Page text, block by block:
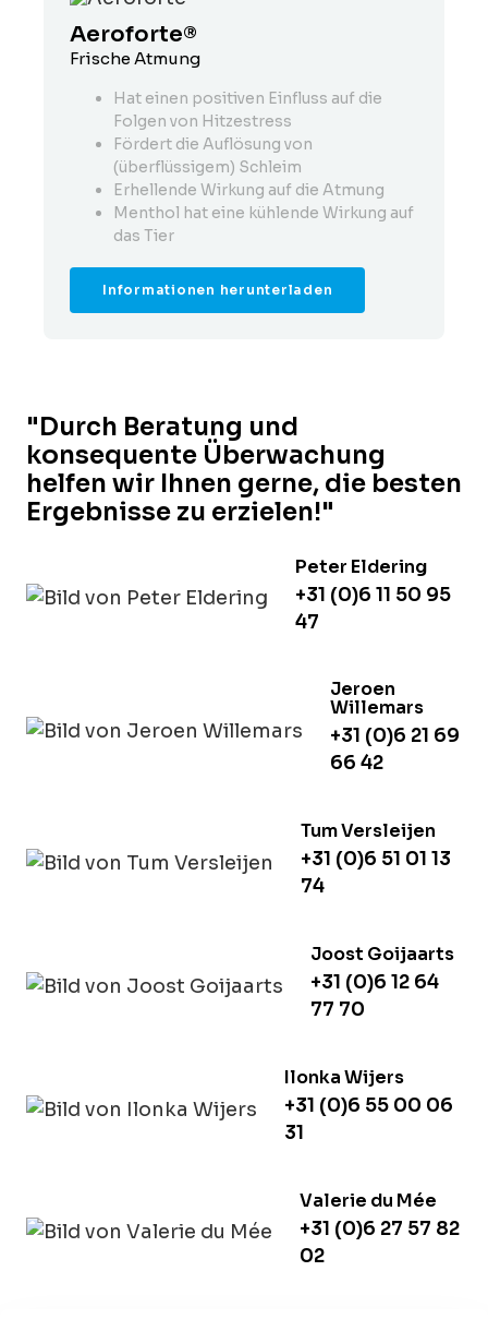
Aeroforte®
Frische Atmung
Hat einen positiven Einfluss auf die
Folgen von Hitzestress
Fördert die Auflösung von
(überflüssigem) Schleim
Erhellende Wirkung auf die Atmung
Menthol hat eine kühlende Wirkung auf
das Tier
Informationen herunterladen
"Durch Beratung und
konsequente Überwachung
helfen wir Ihnen gerne, die besten
Ergebnisse zu erzielen!"
Peter Eldering
+31 (0)6 11 50 95
47
Jeroen
Willemars
+31 (0)6 21 69
66 42
Tum Versleijen
+31 (0)6 51 01 13
74
Joost Goijaarts
+31 (0)6 12 64
77 70
Ilonka Wijers
+31 (0)6 55 00 06
31
Valerie du Mée
+31 (0)6 27 57 82
02